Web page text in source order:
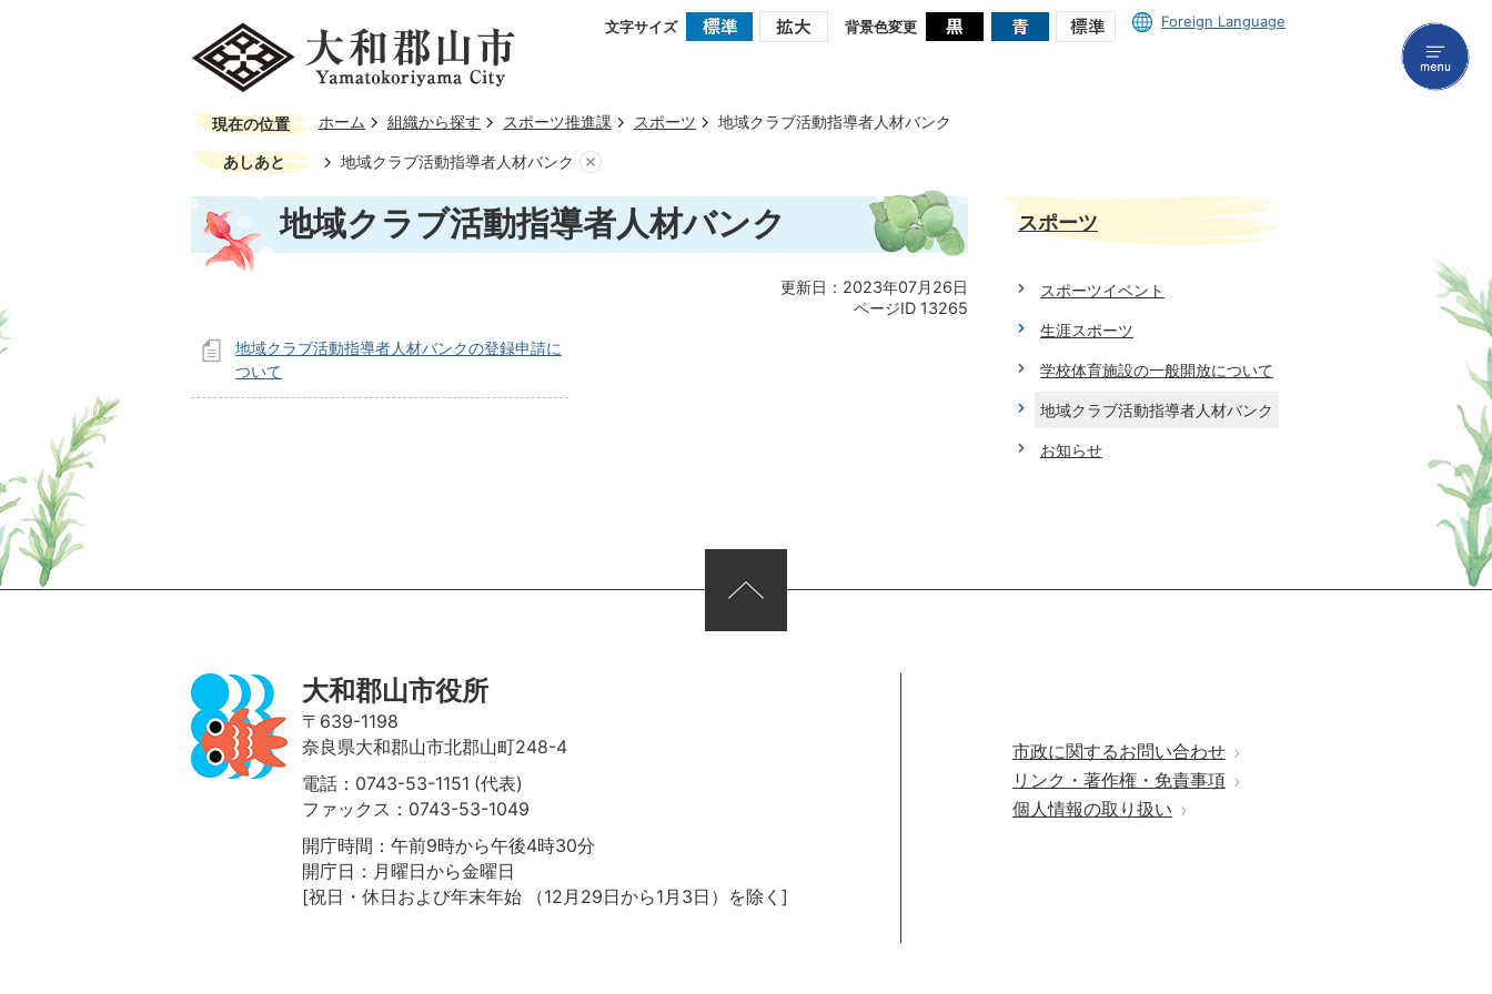
文字サイズ 背景色変更 Foreign Language
現在の位置 ホーム 組織から探す スポーツ推進課 スポーツ 地域クラブ活動指導者人材バンク
あしあと 地域クラブ活動指導者人材バンク
地域クラブ活動指導者人材バンク
更新日：2023年07月26日
ページID 13265
地域クラブ活動指導者人材バンクの登録申請に
ついて
スポーツ
スポーツイベント
生涯スポーツ
学校体育施設の一般開放について
地域クラブ活動指導者人材バンク
お知らせ
大和郡山市役所
〒639-1198
奈良県大和郡山市北郡山町248-4
電話：0743-53-1151 (代表)
ファックス：0743-53-1049
開庁時間：午前9時から午後4時30分
開庁日：月曜日から金曜日
[祝日・休日および年末年始
（12月29日から1月3日）を除く]
市政に関するお問い合わせ
リンク・著作権・免責事項
個人情報の取り扱い